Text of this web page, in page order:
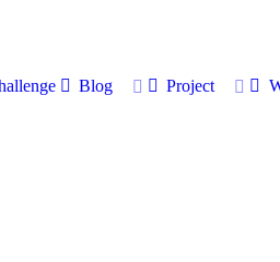
Blog Project